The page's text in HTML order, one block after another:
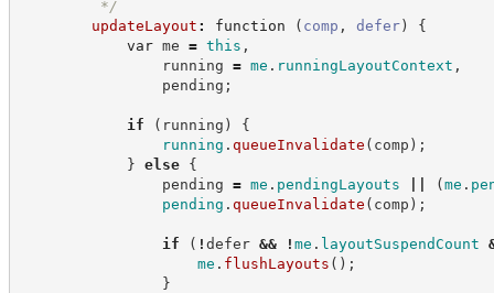
*/
updateLayout : function ( comp , defer)
{
var me = this ,
running = me . runningLayoutContext ,
pending ;
if ( running )
{
running . queueInvalidate ( comp ) ;
} else
{
pending = me . pendingLayouts (me .
pending . queueInvalidate ( comp ) ;
if ( ! defer && ! me . layoutSuspendCount
me . flushLayouts ( ) ;
}